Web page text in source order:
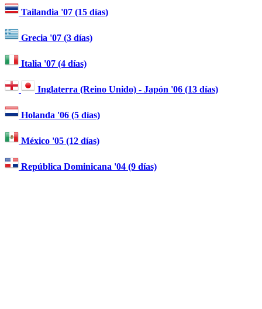
Tailandia '07 (15 días)
Grecia '07 (3 días)
Italia '07 (4 días)
Inglaterra (Reino Unido) - Japón '06 (13 días)
Holanda '06 (5 días)
México '05 (12 días)
República Dominicana '04 (9 días)